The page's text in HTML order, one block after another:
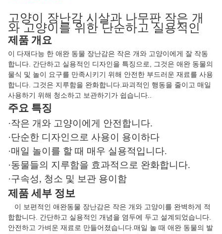
고양이 장난감 시살과 나무판 작은 개
와 고양이를 위한 단순하고 실용적인
제품 개요
이 다재다능 한 애완 동물 장난감은 작은 개와 고양이에게 잘 작동
합니다. 간단하고 실용적인 디자인을 특징으로, 그것은 애완 동물의
물식 및 놀이 요구를 만족시키기 위해 안전한 부드러운 재료를 사용
합니다. 그것은 지루함을 완화합니다.파괴적인 행동을 줄이고 매일
사용하기 위해 청소하고 보관하기가 쉽습니다..
주요 특징
·작은 개와 고양이에게 안전합니다.
·단순한 디자인으로 사용이 용이하다
·매일 놀이를 할 때 매우 실용적입니다.
·동물들의 지루함을 효과적으로 완화합니다.
·구속성, 청소 및 보관 용이함
제품 세부 정보
이 보편적인 애완동물 장난감은 작은 개와 고양이를 완벽하게 적
합합니다. 간단하고 실용적인 개념을 염두에 두고 설계되었습니다.
안전하고 가벼운 재료로 만들어졌습니다.매일 놀 때 애완 동물의 발